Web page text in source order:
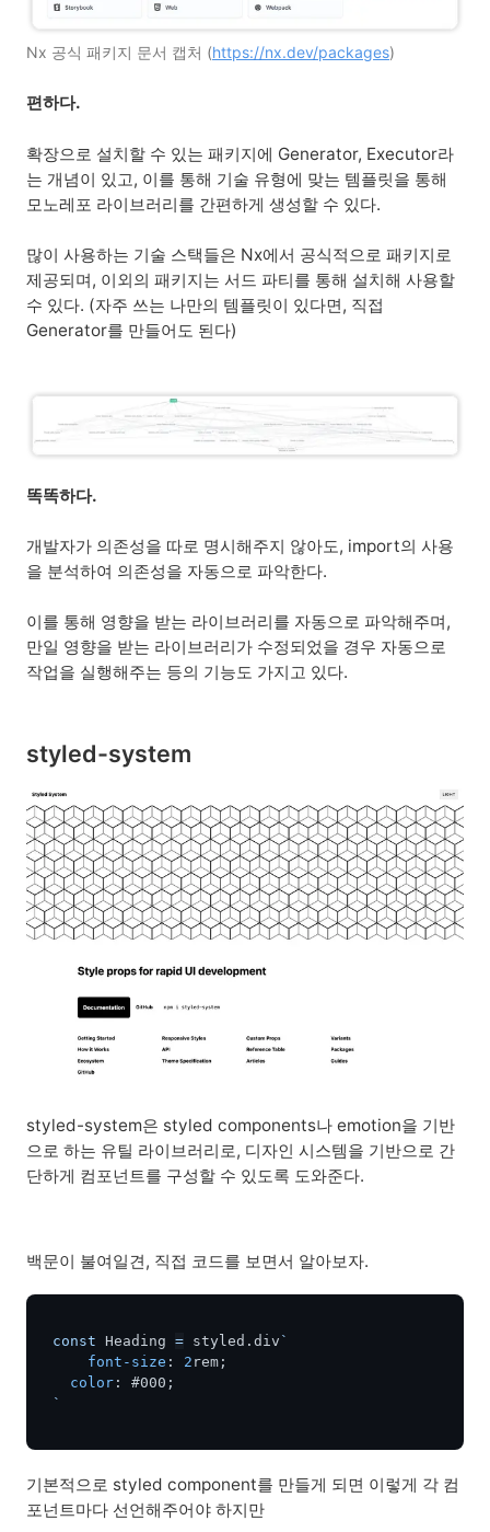
Nx 공식 패키지 문서 캡처 (https://nx.dev/packages)
편하다.
확장으로 설치할 수 있는 패키지에 Generator, Executor라
는 개념이 있고, 이를 통해 기술 유형에 맞는 템플릿을 통해
모노레포 라이브러리를 간편하게 생성할 수 있다.
많이 사용하는 기술 스택들은 Nx에서 공식적으로 패키지로
제공되며, 이외의 패키지는 서드 파티를 통해 설치해 사용할
수 있다. (자주 쓰는 나만의 템플릿이 있다면, 직접
Generator를 만들어도 된다)
똑똑하다.
개발자가 의존성을 따로 명시해주지 않아도, import의 사용
을 분석하여 의존성을 자동으로 파악한다.
이를 통해 영향을 받는 라이브러리를 자동으로 파악해주며,
만일 영향을 받는 라이브러리가 수정되었을 경우 자동으로
작업을 실행해주는 등의 기능도 가지고 있다.
styled-system
styled-system은 styled components나 emotion을 기반
으로 하는 유틸 라이브러리로, 디자인 시스템을 기반으로 간
단하게 컴포넌트를 구성할 수 있도록 도와준다.
백문이 불여일견, 직접 코드를 보면서 알아보자.
const Heading = styled . div `
font-size : 2 rem ;
color : #000 ;
`
기본적으로 styled component를 만들게 되면 이렇게 각 컴
포넌트마다 선언해주어야 하지만